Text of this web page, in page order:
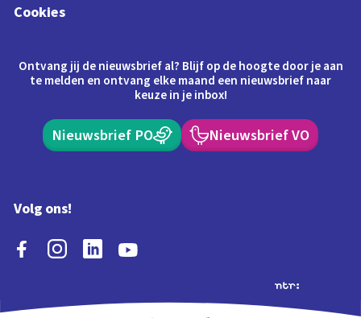
Cookies
Ontvang jij de nieuwsbrief al? Blijf op de hoogte door je aan
te melden en ontvang elke maand een nieuwsbrief naar
keuze in je inbox!
Nieuwsbrief PO Nieuwsbrief VO
Volg ons!